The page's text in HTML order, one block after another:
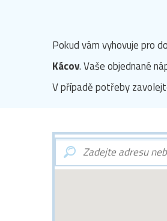
Pokud vám vyhovuje pro
Kácov. Vaše objednané
V případě potřeby